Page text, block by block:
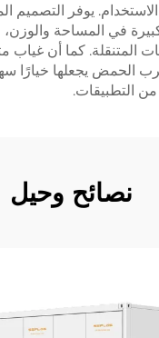
يوفر التصميم
في المساحة
المتنقلة. كما أن غياب
الحمض يجعلها خيارًا
التطبيقات.
نصائح وحيل